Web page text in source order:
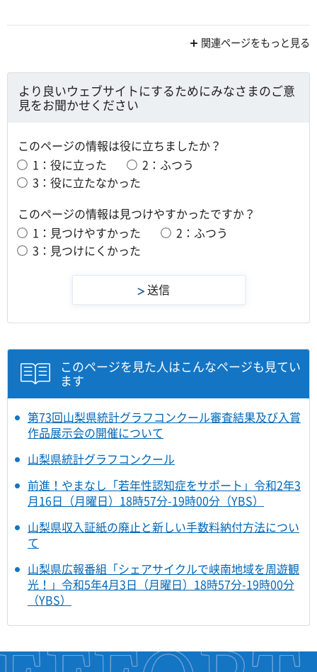
関連ページをもっと見る
より良いウェブサイトにするためにみなさまのご意
見をお聞かせください
このページの情報は役に立ちましたか？
1：役に立った
2：ふつう
3：役に立たなかった
このページの情報は見つけやすかったですか？
1：見つけやすかった
2：ふつう
3：見つけにくかった
このページを見た人はこんなページも見てい
ます
第73回山梨県統計グラフコンクール審査結果及び入賞
作品展示会の開催について
山梨県統計グラフコンクール
前進！やまなし「若年性認知症をサポート」令和2年3
月16日（月曜日）18時57分-19時00分（YBS）
山梨県収入証紙の廃止と新しい手数料納付方法につい
て
山梨県広報番組「シェアサイクルで峡南地域を周遊観
光！」令和5年4月3日（月曜日）18時57分-19時00分
（YBS）